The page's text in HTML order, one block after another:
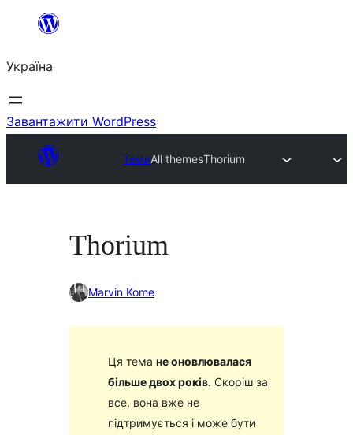
Перейти
вмісту
Україна
Завантажити WordPress
ТемиAll themesThorium
Thorium
Marvin Kome
Ця тема не оновлювалася
більше двох років. Скоріш за
все, вона вже не
підтримується і може бути